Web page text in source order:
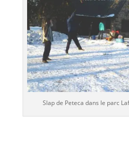
Slap de Peteca dans le parc